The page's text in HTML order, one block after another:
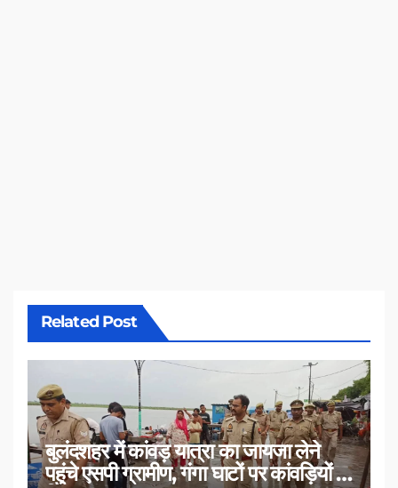
Related Post
बुलंदशहर में कांवड़ यात्रा का जायजा लेने
पहुंचे एसपी ग्रामीण, गंगा घाटों पर कांवड़ियों से